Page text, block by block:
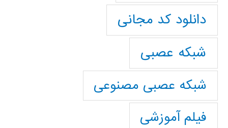
دانلود کد مجانی
شبکه عصبی
شبکه عصبی مصنوعی
فیلم آموزشی